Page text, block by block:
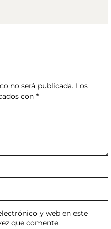
no será publicada. Los
con *
y web en este
que comente.